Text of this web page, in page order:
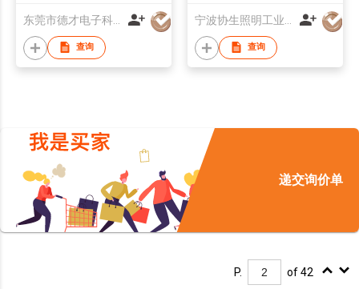
东莞市德才电子科技有限公司
查询 查询
递交询价单
P. of 42